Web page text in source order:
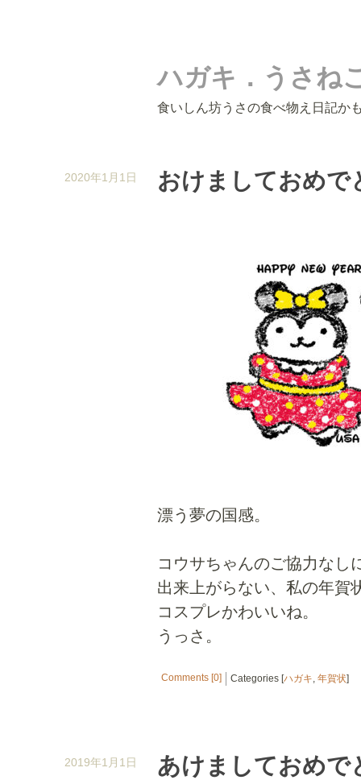
ハガキ．うさね
食いしん坊うさの食べ物え日記か
2020年1月1日 おけましておめで
漂う夢の国感。
コウサちゃんのご協力なし
出来上がらない、私の年賀
コスプレかわいいね。
うっさ。
Comments [0] Categories [ハガキ, 年賀状]
2019年1月1日 あけましておめで